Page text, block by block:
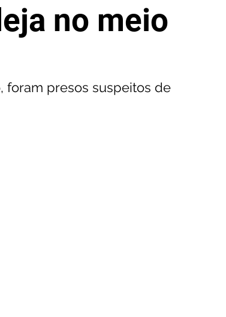
no meio
foram presos suspeitos de